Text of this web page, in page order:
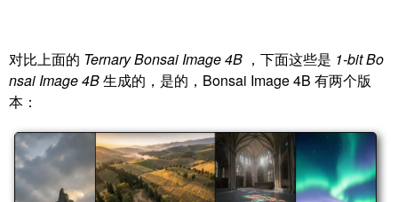
对比上面的 Ternary Bonsai Image 4B ，下面这些是 1-bit Bo
nsai Image 4B生成的，是的，Bonsai Image 4B 有两个版
本：